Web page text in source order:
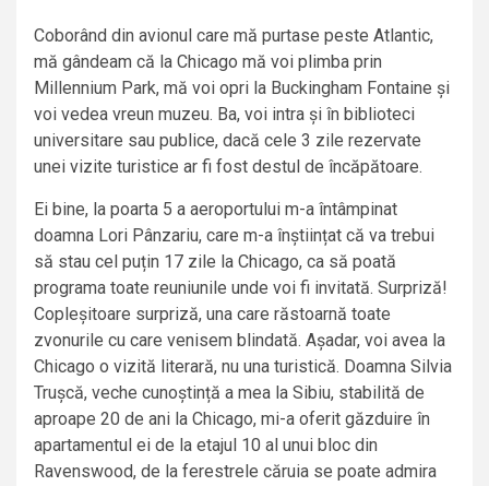
Coborând din avionul care mă purtase peste Atlantic,
mă gândeam că la Chicago mă voi plimba prin
Millennium Park, mă voi opri la Buckingham Fontaine și
voi vedea vreun muzeu. Ba, voi intra și în biblioteci
universitare sau publice, dacă cele 3 zile rezervate
unei vizite turistice ar fi fost destul de încăpătoare.
Ei bine, la poarta 5 a aeroportului m-a întâmpinat
doamna Lori Pânzariu, care m-a înștiințat că va trebui
să stau cel puțin 17 zile la Chicago, ca să poată
programa toate reuniunile unde voi fi invitată. Surpriză!
Copleșitoare surpriză, una care răstoarnă toate
zvonurile cu care venisem blindată. Așadar, voi avea la
Chicago o vizită literară, nu una turistică. Doamna Silvia
Trușcă, veche cunoștință a mea la Sibiu, stabilită de
aproape 20 de ani la Chicago, mi-a oferit găzduire în
apartamentul ei de la etajul 10 al unui bloc din
Ravenswood, de la ferestrele căruia se poate admira